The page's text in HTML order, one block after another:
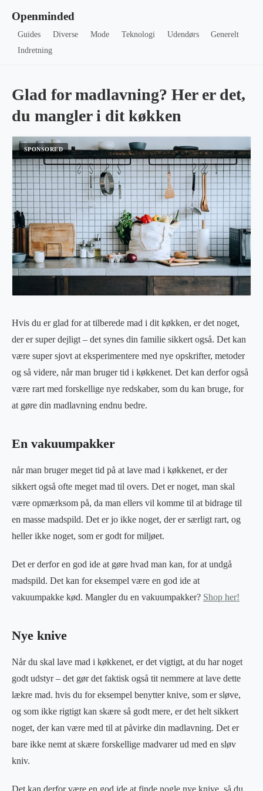
Openminded
Guides Diverse Mode Teknologi Udendørs
Generelt
Indretning
Glad for madlavning? Her er det,
du mangler i dit køkken
Hvis du er glad for at tilberede mad i dit køkken, er det noget,
der er super dejligt – det synes din familie sikkert også. Det kan
være super sjovt at eksperimentere med nye opskrifter, metoder
og så videre, når man bruger tid i køkkenet. Det kan derfor også
være rart med forskellige nye redskaber, som du kan bruge, for
at gøre din madlavning endnu bedre.
En vakuumpakker
når man bruger meget tid på at lave mad i køkkenet, er der
sikkert også ofte meget mad til overs. Det er noget, man skal
være opmærksom på, da man ellers vil komme til at bidrage til
en masse madspild. Det er jo ikke noget, der er særligt rart, og
heller ikke noget, som er godt for miljøet.
Det er derfor en god ide at gøre hvad man kan, for at undgå
madspild. Det kan for eksempel være en god ide at
vakuumpakke kød. Mangler du en vakuumpakker? Shop her!
Nye knive
Når du skal lave mad i køkkenet, er det vigtigt, at du har noget
godt udstyr – det gør det faktisk også tit nemmere at lave dette
lækre mad. hvis du for eksempel benytter knive, som er sløve,
og som ikke rigtigt kan skære så godt mere, er det helt sikkert
noget, der kan være med til at påvirke din madlavning. Det er
bare ikke nemt at skære forskellige madvarer ud med en sløv
kniv.